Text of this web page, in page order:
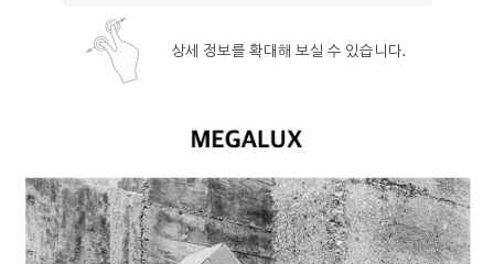
상세 정보를 확대해 보실 수 있습니다.